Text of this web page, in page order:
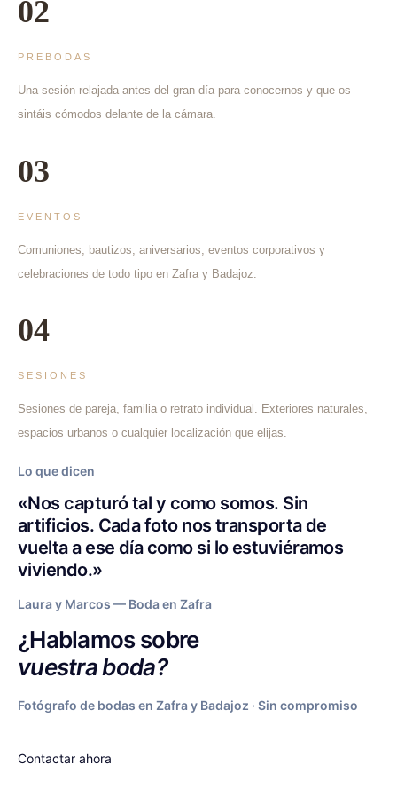
02
PREBODAS
Una sesión relajada antes del gran día para conocernos y que os
sintáis cómodos delante de la cámara.
03
EVENTOS
Comuniones, bautizos, aniversarios, eventos corporativos y
celebraciones de todo tipo en Zafra y Badajoz.
04
SESIONES
Sesiones de pareja, familia o retrato individual. Exteriores naturales,
espacios urbanos o cualquier localización que elijas.
Lo que dicen
«Nos capturó tal y como somos. Sin
artificios. Cada foto nos transporta de
vuelta a ese día como si lo estuviéramos
viviendo.»
Laura y Marcos — Boda en Zafra
¿Hablamos sobre
vuestra boda?
Fotógrafo de bodas en Zafra y Badajoz · Sin compromiso
Contactar ahora